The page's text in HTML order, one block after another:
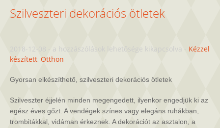
Szilveszteri dekorációs ötletek
2018-12-08 - Szilveszteri
dekorációs
bejegyzéshez
a hozzászólások lehetősége kikapcsolva - Kézzel
készített, Otthon
Gyorsan elkészíthető, szilveszteri dekorációs ötletek
Szilveszter éjjelén minden megengedett, ilyenkor engedjük ki az
egész éves gőzt. A vendégek színes vagy elegáns ruhákban,
trombitákkal, vidáman érkeznek. A dekorációt az asztalon, a